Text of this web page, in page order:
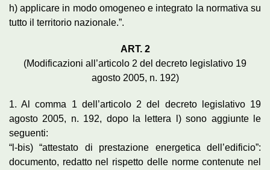
h) applicare in modo omogeneo e integrato la normativa su
tutto il territorio nazionale.”.
ART. 2
(Modificazioni all’articolo 2 del decreto legislativo 19
agosto 2005, n. 192)
1. Al comma 1 dell’articolo 2 del decreto legislativo 19
agosto 2005, n. 192, dopo la lettera l) sono aggiunte le
seguenti:
“l-bis) “attestato di prestazione energetica dell’edificio”:
documento, redatto nel rispetto delle norme contenute nel